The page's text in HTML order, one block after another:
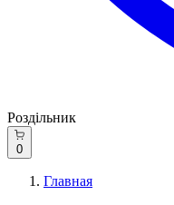
Роздільник
0
Главная